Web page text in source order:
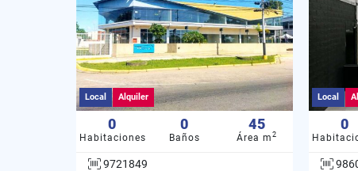
Local Alquiler
0
Habitaciones
0
Baños
45
Área m 2
9721849
Local
0